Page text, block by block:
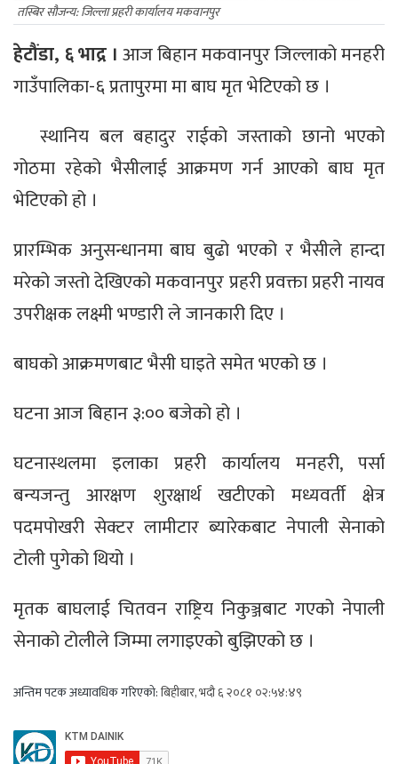
तस्बिर सौजन्य: जिल्ला प्रहरी कार्यालय मकवानपुर
हेटौंडा, ६ भाद्र । आज बिहान मकवानपुर जिल्लाको मनहरी
गाउँपालिका-६ प्रतापुरमा मा बाघ मृत भेटिएको छ ।
स्थानिय बल बहादुर राईको जस्ताको छानो भएको
गोठमा रहेको भैसीलाई आक्रमण गर्न आएको बाघ मृत
भेटिएको हो ।
प्रारम्भिक अनुसन्धानमा बाघ बुढो भएको र भैसीले हान्दा
मरेको जस्तो देखिएको मकवानपुर प्रहरी प्रवक्ता प्रहरी नायव
उपरीक्षक लक्ष्मी भण्डारी ले जानकारी दिए ।
बाघको आक्रमणबाट भैसी घाइते समेत भएको छ ।
घटना आज बिहान ३:०० बजेको हो ।
घटनास्थलमा इलाका प्रहरी कार्यालय मनहरी, पर्सा
बन्यजन्तु आरक्षण शुरक्षार्थ खटीएको मध्यवर्ती क्षेत्र
पदमपोखरी सेक्टर लामीटार ब्यारेकबाट नेपाली सेनाको
टोली पुगेको थियो ।
मृतक बाघलाई चितवन राष्ट्रिय निकुञ्जबाट गएको नेपाली
सेनाको टोलीले जिम्मा लगाइएको बुझिएको छ ।
अन्तिम पटक अध्यावधिक गरिएको:बिहीबार, भदौ ६ २०८१ ०२:५४:४९